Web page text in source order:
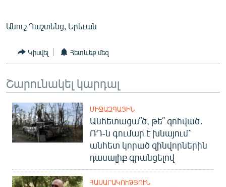
Անուշ Դաշտենց, Երեւան
Կիսվել Հետևեք մեզ
Շարունակել կարդալ
ՄԻՋԱԶԳԱՅԻՆ
Անհետացա՞ծ, թե՞ զոհված․
ՌԴ-ն գումար է խնայում՝
անհետ կորած զինվորներին
դասալիք գրանցելով
ՀԱՍԱՐԱԿՈՒԹՅՈՒՆ